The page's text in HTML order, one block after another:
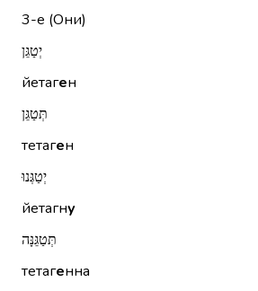
3-е (Они)
יְטַגֵּן
йетаген
תְּטַגֵּן
тетаген
יְטַגְּנוּ
йетагну
תְּטַגֵּנָּה
тетагенна